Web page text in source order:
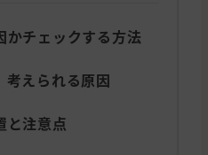
かチェックする方法
考えられる原因
と注意点